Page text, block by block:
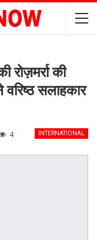
की
सलाहकार
INTERNATIONAL
4